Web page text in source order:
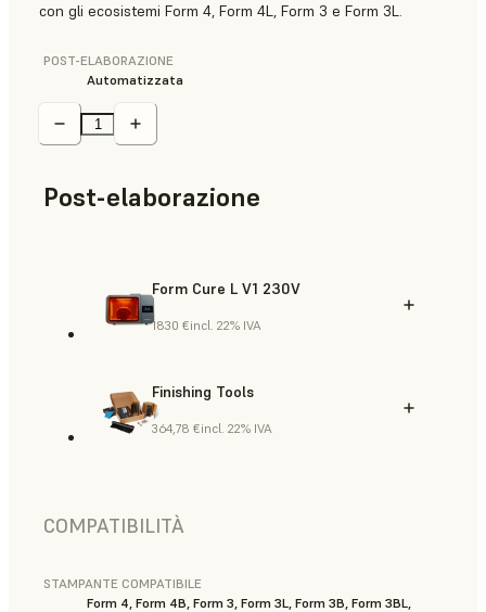
con gli ecosistemi Form 4, Form 4L, Form 3 e Form 3L.
POST-ELABORAZIONE
Automatizzata
Post-elaborazione
Form Cure L V1 230V
1830 €incl. 22% IVA
Finishing Tools
364,78 €incl. 22% IVA
COMPATIBILITÀ
STAMPANTE COMPATIBILE
Form 4, Form 4B, Form 3, Form 3L, Form 3B, Form 3BL,